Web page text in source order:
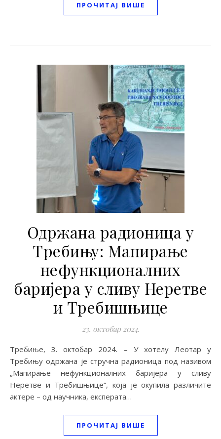
ПРОЧИТАЈ ВИШЕ
Одржана радионица у
Требињу: Мапирање
нефункционалних
баријера у сливу Неретве
и Требишњице
23. октобар 2024.
Требиње, 3. октобар 2024. – У хотелу Леотар у
Требињу одржана је стручна радионица под називом
„Мапирање нефункционалних баријера у сливу
Неретве и Требишњице“, која је окупила различите
актере – од научника, експерата…
ПРОЧИТАЈ ВИШЕ